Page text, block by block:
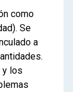
como
Se
a
y los